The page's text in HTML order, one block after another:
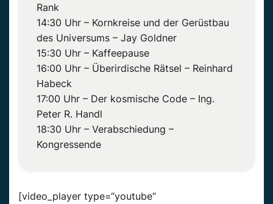
Rank
14:30 Uhr – Kornkreise und der Gerüstbau
des Universums – Jay Goldner
15:30 Uhr – Kaffeepause
16:00 Uhr – Überirdische Rätsel – Reinhard
Habeck
17:00 Uhr – Der kosmische Code – Ing.
Peter R. Handl
18:30 Uhr – Verabschiedung –
Kongressende
[video_player type=“youtube“